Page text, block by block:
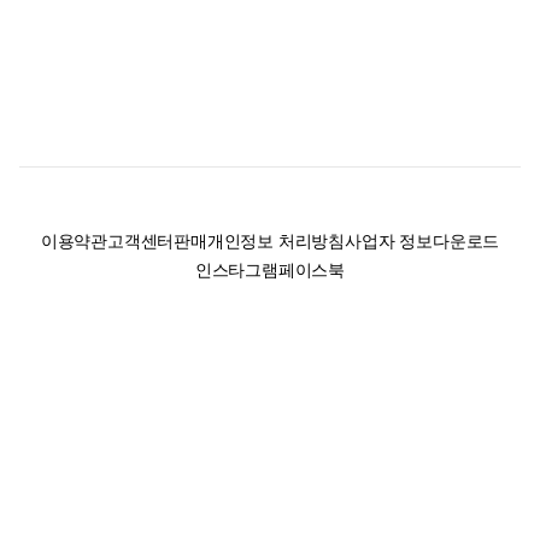
이용약관고객센터판매개인정보 처리방침사업자 정보다운로드
인스타그램페이스북